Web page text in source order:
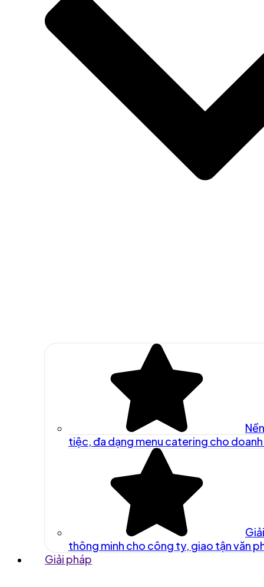
tiệc, đa dạng menu catering cho
thông minh cho công ty, giao tận văn
Giải pháp